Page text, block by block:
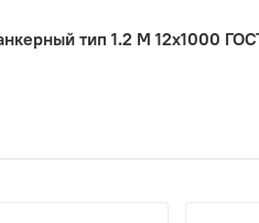
тип 1.2 М 12х1000